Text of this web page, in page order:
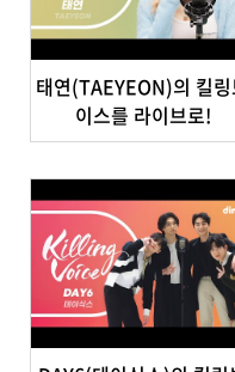
태연(TAEYEON)의 킬
이스를 라이브로!